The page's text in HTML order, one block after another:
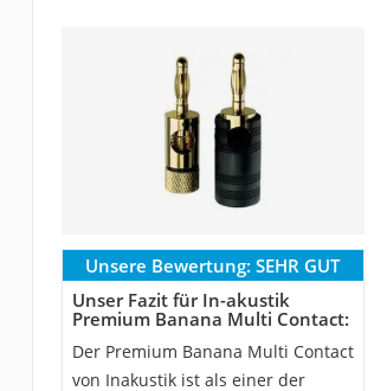
Unsere Bewertung: SEHR GUT
Unser Fazit für In-akustik
Premium Banana Multi Contact:
Der Premium Banana Multi Contact
von Inakustik ist als einer der